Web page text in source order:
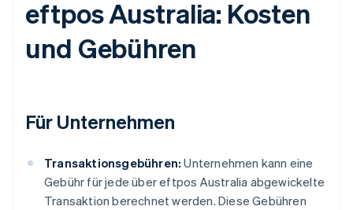
eftpos Australia: Kosten
und Gebühren
Für Unternehmen
Transaktionsgebühren: Unternehmen kann eine
Gebühr für jede über eftpos Australia abgewickelte
Transaktion berechnet werden. Diese Gebühren